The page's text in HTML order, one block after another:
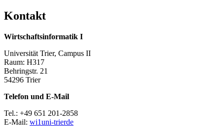
Kontakt
Wirtschaftsinformatik I
Universität Trier, Campus II
Raum: H317
Behringstr. 21
54296 Trier
Telefon und E-Mail
Tel.: +49 651 201-2858
E-Mail: wi1uni-trierde